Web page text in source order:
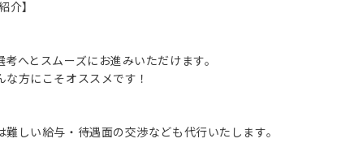
介】
へとスムーズにお進みいただけます。
方にこそオススメです！
しい給与・待遇面の交渉なども代行いたします。